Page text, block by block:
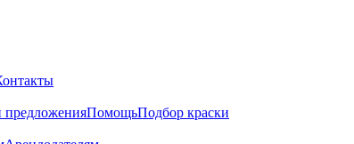
ПомощьПодбор краски